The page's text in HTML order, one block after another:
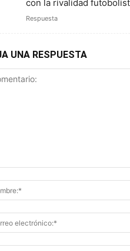
con la rivalidad
Respuesta
UNA RESPUESTA